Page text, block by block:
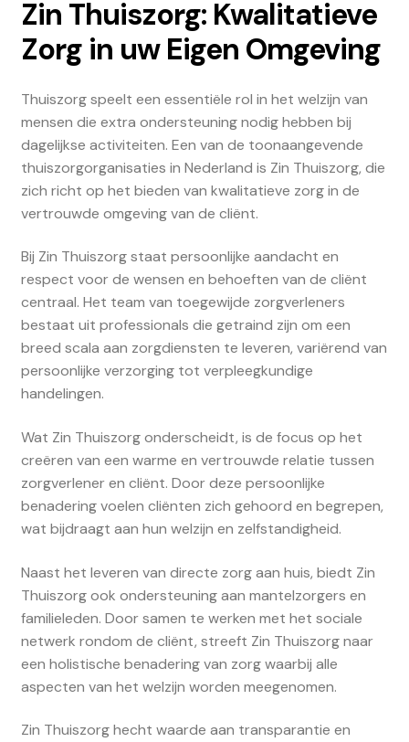
Zin Thuiszorg: Kwalitatieve
Zorg in uw Eigen Omgeving
Thuiszorg speelt een essentiële rol in het welzijn van
mensen die extra ondersteuning nodig hebben bij
dagelijkse activiteiten. Een van de toonaangevende
thuiszorgorganisaties in Nederland is Zin Thuiszorg, die
zich richt op het bieden van kwalitatieve zorg in de
vertrouwde omgeving van de cliënt.
Bij Zin Thuiszorg staat persoonlijke aandacht en
respect voor de wensen en behoeften van de cliënt
centraal. Het team van toegewijde zorgverleners
bestaat uit professionals die getraind zijn om een
breed scala aan zorgdiensten te leveren, variërend van
persoonlijke verzorging tot verpleegkundige
handelingen.
Wat Zin Thuiszorg onderscheidt, is de focus op het
creëren van een warme en vertrouwde relatie tussen
zorgverlener en cliënt. Door deze persoonlijke
benadering voelen cliënten zich gehoord en begrepen,
wat bijdraagt aan hun welzijn en zelfstandigheid.
Naast het leveren van directe zorg aan huis, biedt Zin
Thuiszorg ook ondersteuning aan mantelzorgers en
familieleden. Door samen te werken met het sociale
netwerk rondom de cliënt, streeft Zin Thuiszorg naar
een holistische benadering van zorg waarbij alle
aspecten van het welzijn worden meegenomen.
Zin Thuiszorg hecht waarde aan transparantie en